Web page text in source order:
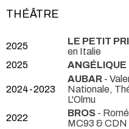
THÉÂTRE
2025 LE PETIT
en Italie
2025
ANGÉLIQUE
2024-2023
AUBAR -
Nationale,
L'Olmu
2022
BROS -
MC93 & CDN